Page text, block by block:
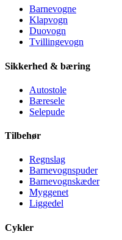
Barnevogne
Klapvogn
Duovogn
Tvillingevogn
Sikkerhed & bæring
Autostole
Bæresele
Selepude
Tilbehør
Regnslag
Barnevognspuder
Barnevognskæder
Myggenet
Liggedel
Cykler